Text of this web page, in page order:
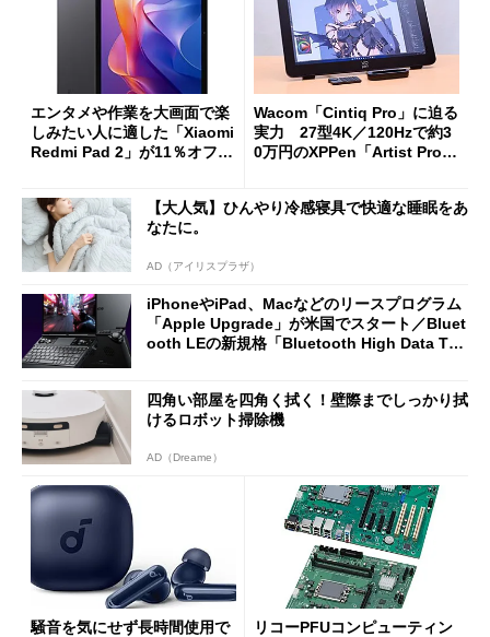
エンタメや作業を大画面で楽
しみたい人に適した「Xiaomi
Redmi Pad 2」が11％オフの
Wacom「Cintiq Pro」に迫る
実力 27型4K／120Hzで約3
0万円のXPPen「Artist Pro 2
【大人気】ひんやり冷感寝具で快適な睡眠をあ
なたに。
AD（アイリスプラザ）
iPhoneやiPad、Macなどのリースプログラム
「Apple Upgrade」が米国でスタート／Bluet
ooth LEの新規格「Bluetooth High Data Thr
四角い部屋を四角く拭く！壁際までしっかり拭
けるロボット掃除機
AD（Dreame）
騒音を気にせず長時間使用で
リコーPFUコンピューティン